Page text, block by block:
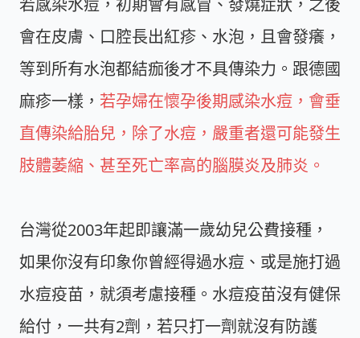
會在皮膚、口腔長出紅疹、水泡，且會發癢，
等到所有水泡都結痂後才不具傳染力。跟德國
麻疹一樣， 若孕婦在懷孕後期感染水痘，會垂
直傳染給胎兒，除了水痘，嚴重者還可能發生
肢體萎縮、甚至死亡率高的腦膜炎及肺炎。
台灣從2003年起即讓滿一歲幼兒公費接種，
如果你沒有印象你曾經得過水痘、或是施打過
水痘疫苗，就須考慮接種。水痘疫苗沒有健保
給付，一共有2劑，若只打一劑就沒有防護